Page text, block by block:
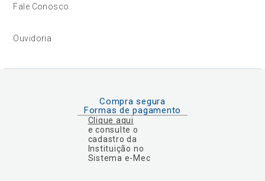
Fale Conosco
Ouvidoria
Compra segura
Formas de pagamento
Clique aqui
e consulte o
cadastro da
Instituição no
Sistema e-Mec